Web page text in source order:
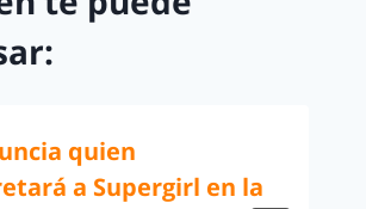
quien
a Supergirl en la